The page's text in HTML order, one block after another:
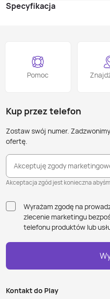
Specyfikacja
Pomoc
Kup przez telefon
Zostaw swój numer.
ofertę.
Akceptuję zgody
Akceptacja zgód jest konieczna
Wyrażam zgodę na
zlecenie marketingu
telefonu produktów lub
Kontakt do Play